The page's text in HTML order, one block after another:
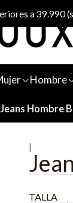
Hombre
a 39.990
Jeans Hombre
|
TALLA